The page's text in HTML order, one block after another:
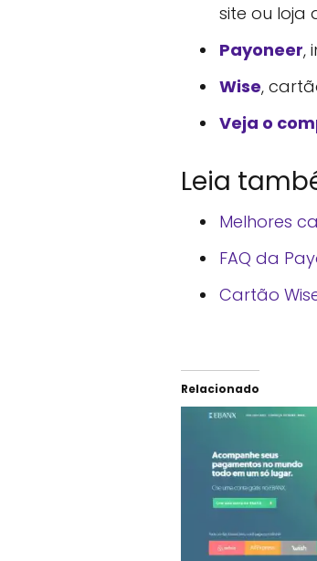
site ou loja
Payoneer,
Wise,
Veja o
Leia
Melhores
FAQ da
Cartão
Relacionado